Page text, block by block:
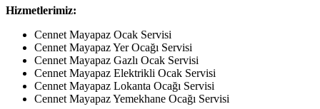
Hizmetlerimiz:
Cennet Mayapaz Ocak Servisi
Cennet Mayapaz Yer Ocağı Servisi
Cennet Mayapaz Gazlı Ocak Servisi
Cennet Mayapaz Elektrikli Ocak Servisi
Cennet Mayapaz Lokanta Ocağı Servisi
Cennet Mayapaz Yemekhane Ocağı Servisi